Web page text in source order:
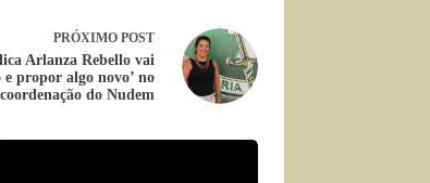
PRÓXIMO POST
Arlanza Rebello vai
e propor algo novo’ no
do Nudem